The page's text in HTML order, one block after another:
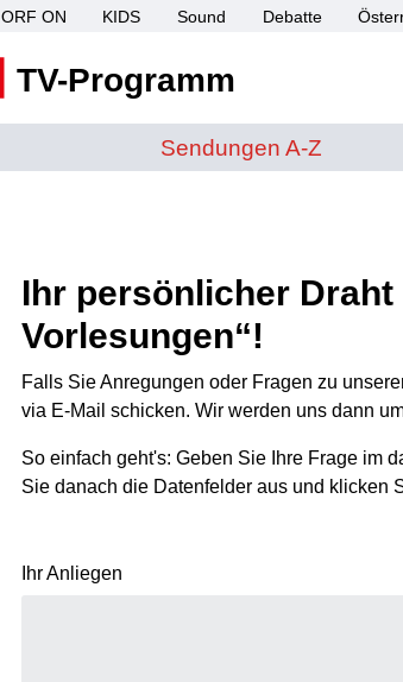
ORF ON KIDS Sound Debatte
TV-Programm
Sendungen von A bis Z
Sendungen A-Z
Ihr persönlicher Draht
Vorlesungen“!
Falls Sie Anregungen oder Fragen zu
via E-Mail schicken. Wir werden uns dann
So einfach geht's: Geben Sie Ihre Frage im
Sie danach die Datenfelder aus und klicken
Ihr Anliegen